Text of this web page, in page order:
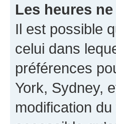
Les heures
Il est possible
celui dans
préférences
York, Sydney,
modification